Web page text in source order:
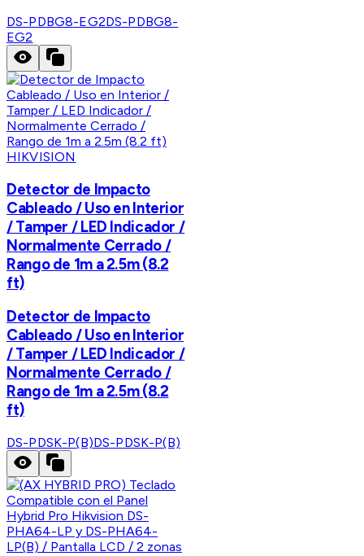
DS-PDBG8-EG2DS-PDBG8-
EG2
HIKVISION
Detector de Impacto
Cableado / Uso en Interior
/ Tamper / LED Indicador /
Normalmente Cerrado /
Rango de 1m a 2.5m (8.2
ft)
Detector de Impacto
Cableado / Uso en Interior
/ Tamper / LED Indicador /
Normalmente Cerrado /
Rango de 1m a 2.5m (8.2
ft)
DS-PDSK-P(B)DS-PDSK-P(B)